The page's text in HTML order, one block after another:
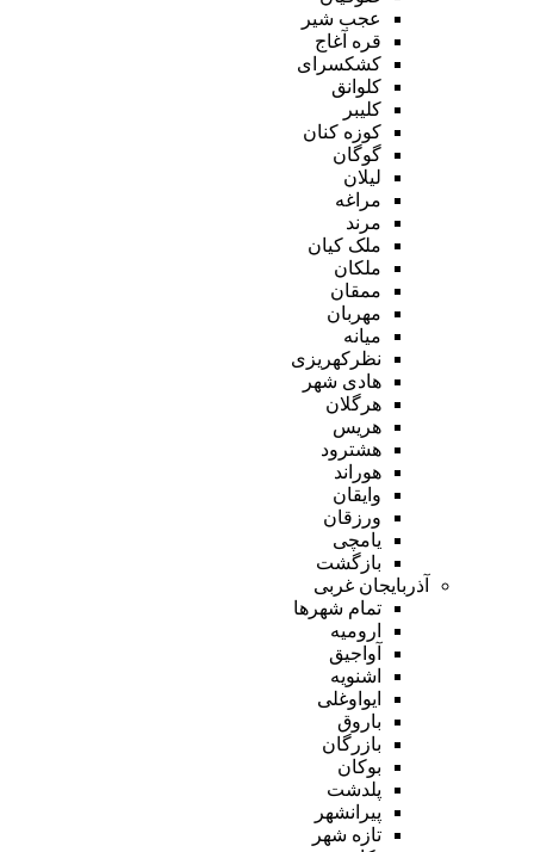
عجب شیر
قره آغاج
کشکسرای
کلوانق
کلیبر
کوزه کنان
گوگان
لیلان
مراغه
مرند
ملک کیان
ملکان
ممقان
مهربان
میانه
نظرکهریزی
هادی شهر
هرگلان
هریس
هشترود
هوراند
وایقان
ورزقان
یامچی
بازگشت
آذربایجان غربی
تمام شهر‌ها
ارومیه
آواجیق
اشنویه
ایواوغلی
باروق
بازرگان
بوکان
پلدشت
پیرانشهر
تازه شهر